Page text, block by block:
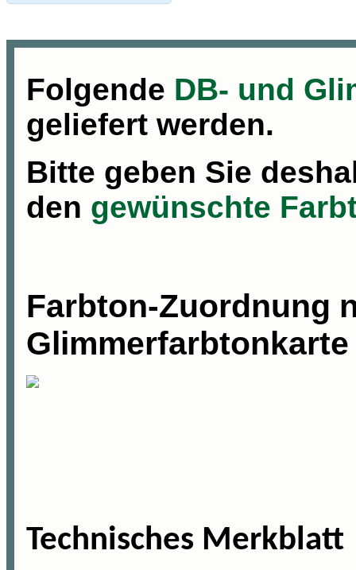
Folgende DB- und
geliefert werden.
Bitte geben Sie
den gewünschte
Farbton-Zuordnung
Glimmerfarbtonkarte
Technisches Merkblatt